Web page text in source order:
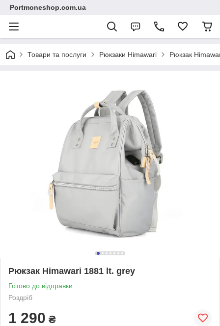
Portmoneshop.com.ua
Товари та послуги Рюкзаки Himawari Рюкзак
Рюкзак Himawari 1881 lt. grey
Готово до відправки
Роздріб
1 290 ₴